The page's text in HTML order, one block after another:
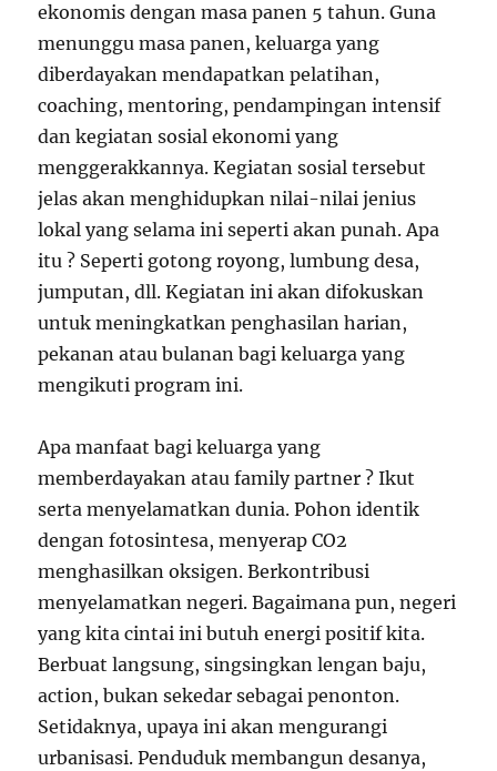
ekonomis dengan masa panen 5 tahun. Guna
menunggu masa panen, keluarga yang
diberdayakan mendapatkan pelatihan,
coaching, mentoring, pendampingan intensif
dan kegiatan sosial ekonomi yang
menggerakkannya. Kegiatan sosial tersebut
jelas akan menghidupkan nilai-nilai jenius
lokal yang selama ini seperti akan punah. Apa
itu ? Seperti gotong royong, lumbung desa,
jumputan, dll. Kegiatan ini akan difokuskan
untuk meningkatkan penghasilan harian,
pekanan atau bulanan bagi keluarga yang
mengikuti program ini.
Apa manfaat bagi keluarga yang
memberdayakan atau family partner ? Ikut
serta menyelamatkan dunia. Pohon identik
dengan fotosintesa, menyerap CO2
menghasilkan oksigen. Berkontribusi
menyelamatkan negeri. Bagaimana pun, negeri
yang kita cintai ini butuh energi positif kita.
Berbuat langsung, singsingkan lengan baju,
action, bukan sekedar sebagai penonton.
Setidaknya, upaya ini akan mengurangi
urbanisasi. Penduduk membangun desanya,